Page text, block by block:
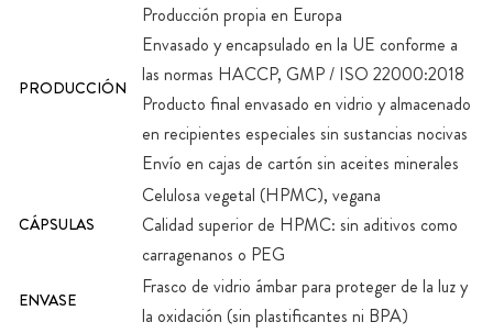
PRODUCCIÓN
Producción propia en Europa
Envasado y encapsulado en la UE conforme a
las normas HACCP, GMP / ISO 22000:2018
Producto final envasado en vidrio y almacenado
en recipientes especiales sin sustancias nocivas
Envío en cajas de cartón sin aceites minerales
CÁPSULAS
Celulosa vegetal (HPMC), vegana
Calidad superior de HPMC: sin aditivos como
carragenanos o PEG
ENVASE
Frasco de vidrio ámbar para proteger de la luz y
la oxidación (sin plastificantes ni BPA)